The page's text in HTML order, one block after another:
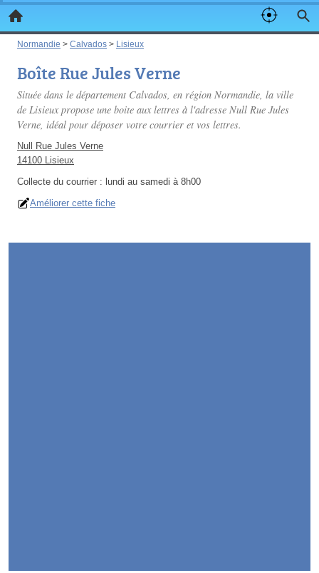
Normandie > Calvados > Lisieux
Boîte Rue Jules Verne
Située dans le département Calvados, en région Normandie, la ville
de Lisieux propose une boite aux lettres à l'adresse Null Rue Jules
Verne, idéal pour déposer votre courrier et vos lettres.
Null Rue Jules Verne
14100 Lisieux
Collecte du courrier : lundi au samedi à 8h00
Améliorer cette fiche